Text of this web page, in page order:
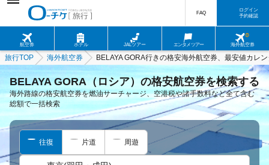
航空券 ホテル JALツアー エンタメツアー 海外航空券
FAQ
ログイン
予約確認
旅行TOP 海外航空券 BELAYA GORA行きの格安海外航空券、最安値カレ
BELAYA GORA（ロシア）の格安航空券を検索する
海外路線の格安航空券を燃油サーチャージ、空港税や諸手数料など全て含む
総額で一括検索
往復 片道 周遊